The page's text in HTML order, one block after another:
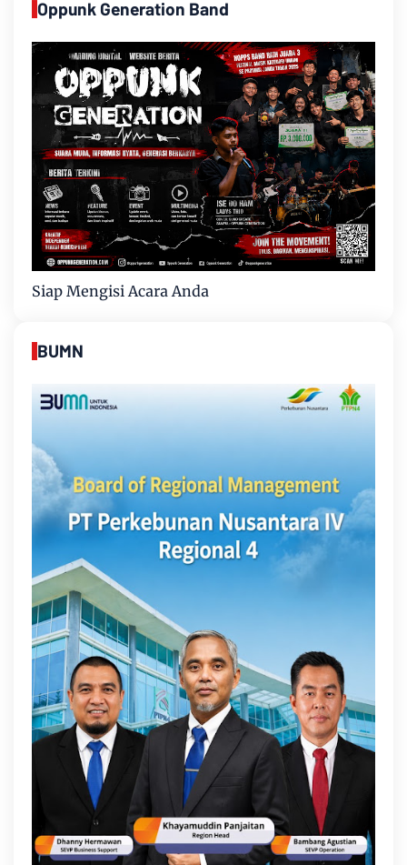
Oppunk Generation Band
Siap Mengisi Acara Anda
BUMN